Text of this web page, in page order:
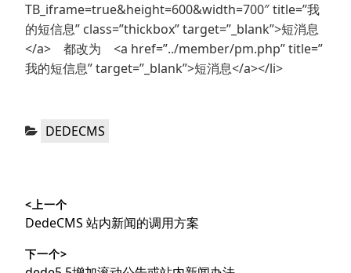
TB_iframe=true&height=600&width=700″ title=”我
的短信息” class=”thickbox” target=”_blank”>短消息
</a> 都改为 <a href=”../member/pm.php” title=”
我的短信息” target=”_blank”>短消息</a></li>
分
DEDECMS
章
导
<上一个
上
文
DedeCMS 站内新闻的调用方案
下一个>